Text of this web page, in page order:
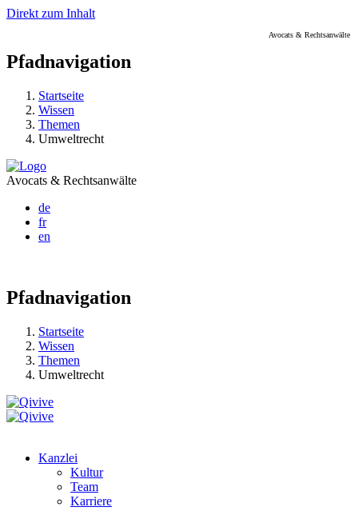
Direkt zum Inhalt
Avocats & Rechtsanwälte
Pfadnavigation
Startseite
Wissen
Themen
Umweltrecht
Avocats & Rechtsanwälte
de
fr
en
Pfadnavigation
Startseite
Wissen
Themen
Umweltrecht
Kanzlei
Kultur
Team
Karriere